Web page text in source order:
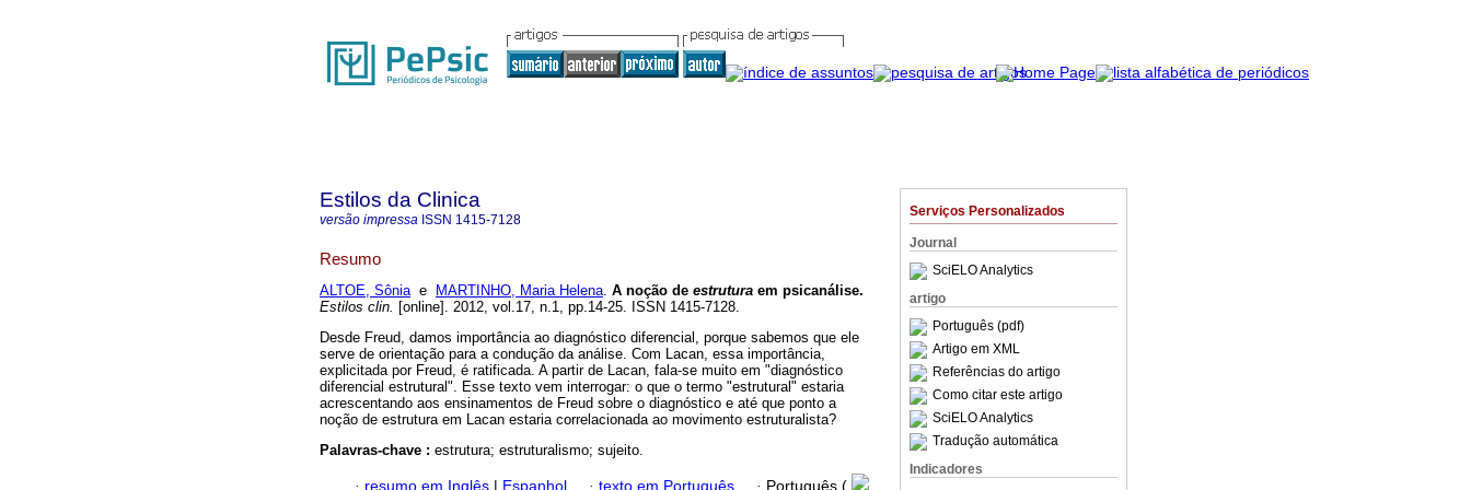
Serviços Personalizados
Journal
SciELO Analytics
artigo
Português (pdf)
Artigo em XML
Referências do artigo
Como citar este artigo
SciELO Analytics
Tradução automática
Indicadores
Estilos da Clinica
versão impressa ISSN 1415-7128
Resumo
ALTOE, Sôniae MARTINHO, Maria Helena. A noção de estrutura em psicanálise.
Estilos clin. [online]. 2012, vol.17, n.1, pp.14-25. ISSN 1415-7128.
Desde Freud, damos importância ao diagnóstico diferencial, porque sabemos que ele
serve de orientação para a condução da análise. Com Lacan, essa importância,
explicitada por Freud, é ratificada. A partir de Lacan, fala-se muito em "diagnóstico
diferencial estrutural". Esse texto vem interrogar: o que o termo "estrutural" estaria
acrescentando aos ensinamentos de Freud sobre o diagnóstico e até que ponto a
noção de estrutura em Lacan estaria correlacionada ao movimento estruturalista?
Palavras-chave : estrutura; estruturalismo; sujeito.
· resumo em Inglês | Espanhol · texto em Português · Português (